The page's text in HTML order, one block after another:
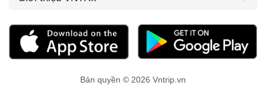
Bản quyền © 2026 Vntrip.vn